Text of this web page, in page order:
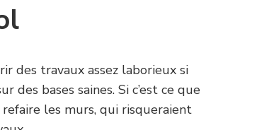
des travaux assez laborieux si
des bases saines. Si c’est ce que
les murs, qui risqueraient